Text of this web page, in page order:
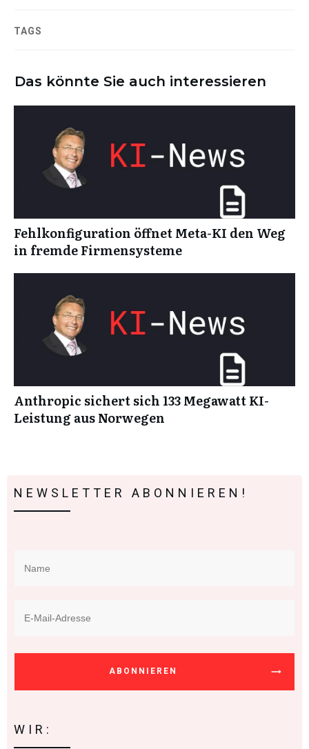
TAGS
Das könnte Sie auch interessieren
Fehlkonfiguration öffnet Meta-KI den Weg
in fremde Firmensysteme
Anthropic sichert sich 133 Megawatt KI-
Leistung aus Norwegen
NEWSLETTER ABONNIEREN!
ABONNIEREN
WIR: